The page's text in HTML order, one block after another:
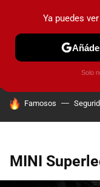
PRUEBAS
HOY SE HABLA DE
Famosos
MINI
Ya puedes
Solo